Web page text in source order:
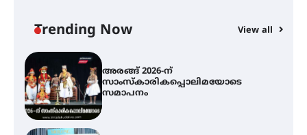
Trending Now View all
യൂത്ത് കോൺഗ്രസ്
അരങ്ങ് 2026-ന്
സാംസ്കാരികപ്പൊലിമയോടെ
സമാപനം